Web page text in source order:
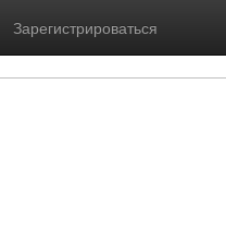
Зарегистрироваться